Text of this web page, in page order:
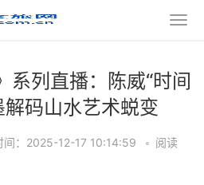
系列直播：陈威“时间
解码山水艺术蜕变
间：2025-12-17 10:14:59 • 阅读